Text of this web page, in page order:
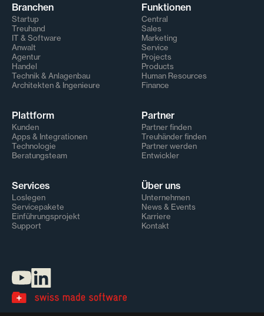
Branchen
Startup
Treuhand
IT & Software
Anwalt
Agentur
Handel
Technik & Anlagenbau
Architekten & Ingenieure
Funktionen
Central
Sales
Marketing
Service
Projects
Products
Human Resources
Finance
Plattform
Kunden
Apps & Integrationen
Technologie
Beratungsteam
Partner
Partner finden
Treuhänder finden
Partner werden
Entwickler
Services
Loslegen
Servicepakete
Einführungsprojekt
Support
Über uns
Unternehmen
News & Events
Karriere
Kontakt